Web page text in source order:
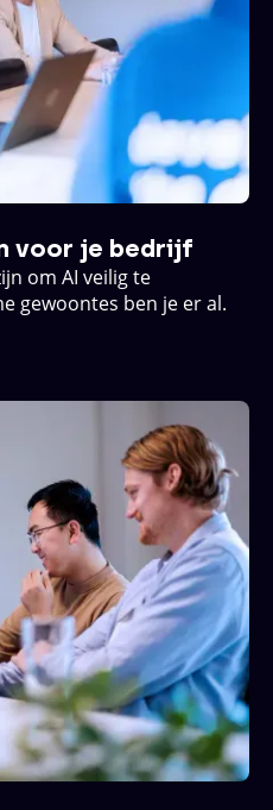
voor je bedrijf
om AI veilig te
gewoontes ben je er al.